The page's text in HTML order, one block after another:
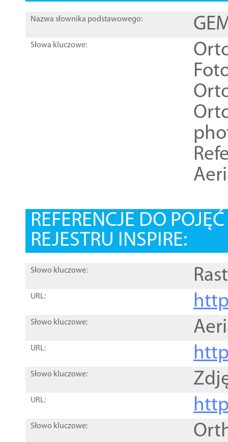
Nazwa słownika podstawowego:
Słowa kluczowe:
REFERENCJE DO
REJESTRU INSPIRE:
Słowo kluczowe:
URL:
Słowo kluczowe:
URL:
Słowo kluczowe:
URL:
Słowo kluczowe: